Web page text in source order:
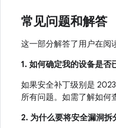
常见问题和解答
这一部分解答了用户在阅
1. 如何确定我的设备是否
如果安全补丁级别是
所有问题。如需了解如何
2. 为什么要将安全漏洞